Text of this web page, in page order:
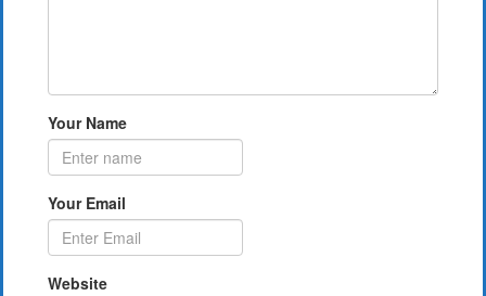
Your Name
Your Email
Website